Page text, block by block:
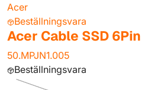
Acer
Beställningsvara
Acer Cable SSD 6Pin
50.MPJN1.005
Beställningsvara